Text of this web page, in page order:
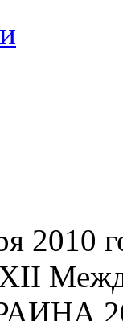
2010
XII